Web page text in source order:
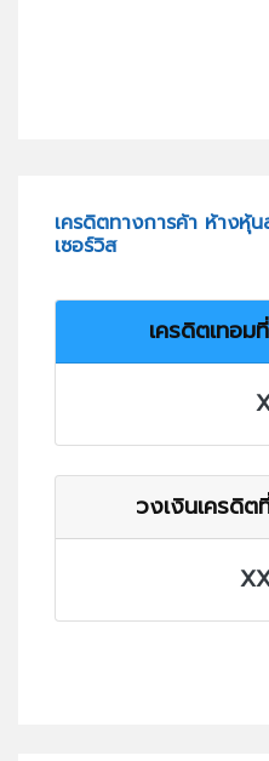
เครดิตทางการค้า ห้างหุ้
เซอร์วิส
เครดิตเทอม
วงเงินเครดิต